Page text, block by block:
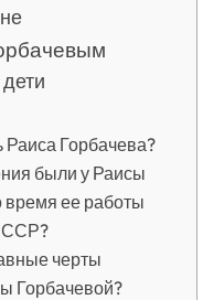
Раиса Горбачева?
были у Раисы
время ее работы
черты
Горбачевой?